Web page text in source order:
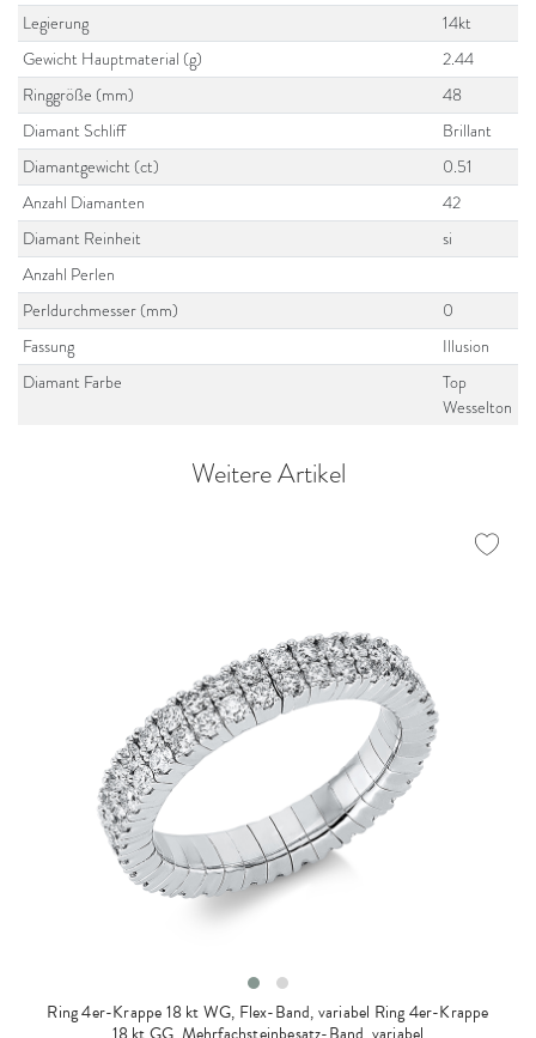
Legierung
14kt
Gewicht Hauptmaterial (g)
2.44
Ringgröße (mm)
48
Diamant Schliff
Brillant
Diamantgewicht (ct)
0.51
Anzahl Diamanten
42
Diamant Reinheit
si
Anzahl Perlen
Perldurchmesser (mm)
0
Fassung
Illusion
Diamant Farbe
Top
Wesselton
Weitere Artikel
Ring 4er-Krappe 18 kt WG, Flex-Band, variabel Ring 4er-Krappe